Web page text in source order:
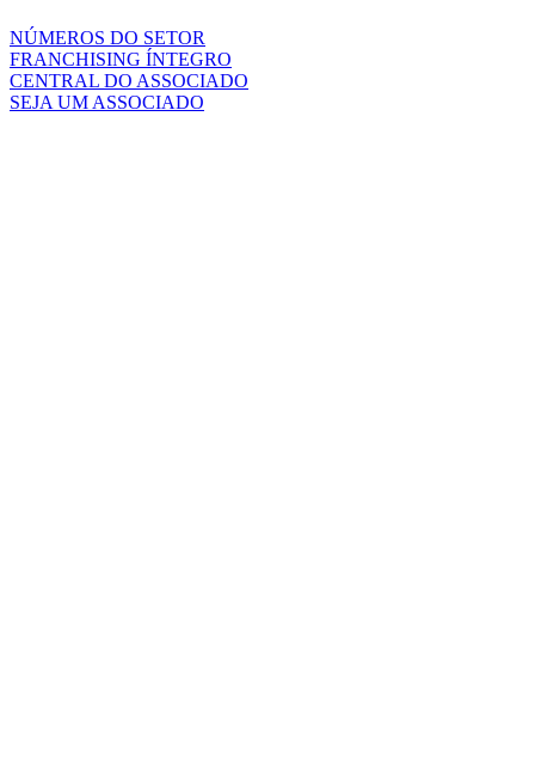
NÚMEROS DO SETOR
FRANCHISING ÍNTEGRO
CENTRAL DO ASSOCIADO
SEJA UM ASSOCIADO